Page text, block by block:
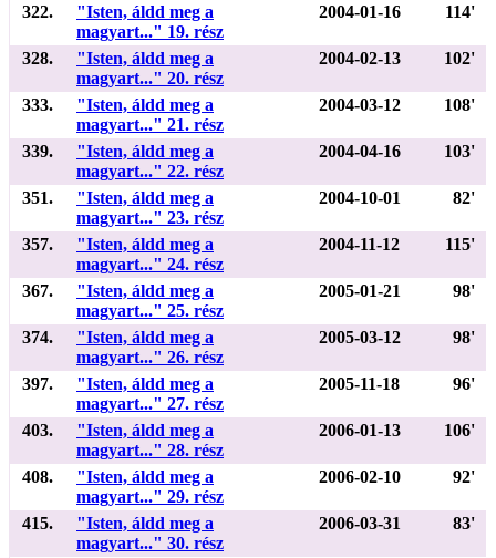
322.
"Isten, áldd meg a
magyart..." 19. rész
2004-01-16 114'
328.
"Isten, áldd meg a
magyart..." 20. rész
2004-02-13 102'
333.
"Isten, áldd meg a
magyart..." 21. rész
2004-03-12 108'
339.
"Isten, áldd meg a
magyart..." 22. rész
2004-04-16 103'
351.
"Isten, áldd meg a
magyart..." 23. rész
2004-10-01 82'
357.
"Isten, áldd meg a
magyart..." 24. rész
2004-11-12 115'
367.
"Isten, áldd meg a
magyart..." 25. rész
2005-01-21 98'
374.
"Isten, áldd meg a
magyart..." 26. rész
2005-03-12 98'
397.
"Isten, áldd meg a
magyart..." 27. rész
2005-11-18 96'
403.
"Isten, áldd meg a
magyart..." 28. rész
2006-01-13 106'
408.
"Isten, áldd meg a
magyart..." 29. rész
2006-02-10 92'
415.
"Isten, áldd meg a
magyart..." 30. rész
2006-03-31 83'